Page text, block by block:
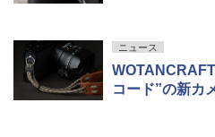
ニュース
コード”の新カ